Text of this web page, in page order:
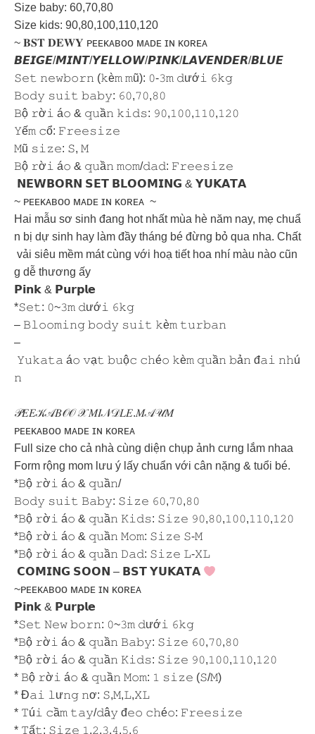
Size baby: 60,70,80
Size kids: 90,80,100,110,120
~ 𝐁𝐒𝐓 𝐃𝐄𝐖𝐘 ᴘᴇᴇᴋᴀʙᴏᴏ ᴍᴀᴅᴇ ɪɴ ᴋᴏʀᴇᴀ
𝘽𝙀𝙄𝙂𝙀/𝙈𝙄𝙉𝙏/𝙔𝙀𝙇𝙇𝙊𝙒/𝙋𝙄𝙉𝙆/𝙇𝘼𝙑𝙀𝙉𝘿𝙀𝙍/𝘽𝙇𝙐𝙀
𝚂𝚎𝚝 𝚗𝚎𝚠𝚋𝚘𝚛𝚗 (𝚔è𝚖 𝚖ũ): 𝟶-𝟹𝚖 𝚍ướ𝚒 𝟼𝚔𝚐
𝙱𝚘𝚍𝚢 𝚜𝚞𝚒𝚝 𝚋𝚊𝚋𝚢: 𝟼𝟶,𝟽𝟶,𝟾𝟶
𝙱ộ 𝚛ờ𝚒 á𝚘 & 𝚚𝚞ầ𝚗 𝚔𝚒𝚍𝚜: 𝟿𝟶,𝟷𝟶𝟶,𝟷𝟷𝟶,𝟷𝟸𝟶
𝚈ế𝚖 𝚌ổ: 𝙵𝚛𝚎𝚎𝚜𝚒𝚣𝚎
𝙼ũ 𝚜𝚒𝚣𝚎: 𝚂, 𝙼
𝙱ộ 𝚛ờ𝚒 á𝚘 & 𝚚𝚞ầ𝚗 𝚖𝚘𝚖/𝚍𝚊𝚍: 𝙵𝚛𝚎𝚎𝚜𝚒𝚣𝚎
𝗡𝗘𝗪𝗕𝗢𝗥𝗡 𝗦𝗘𝗧 𝗕𝗟𝗢𝗢𝗠𝗜𝗡𝗚 & 𝗬𝗨𝗞𝗔𝗧𝗔
~ ᴘᴇᴇᴋᴀʙᴏᴏ ᴍᴀᴅᴇ ɪɴ ᴋᴏʀᴇᴀ ~
Hai mẫu sơ sinh đang hot nhất mùa hè năm nay, mẹ chuẩ
n bị dự sinh hay làm đầy tháng bé đừng bỏ qua nha. Chất
vải siêu mềm mát cùng với hoạ tiết hoa nhí màu nào cũn
g dễ thương ấy
𝗣𝗶𝗻𝗸 & 𝗣𝘂𝗿𝗽𝗹𝗲
*𝚂𝚎𝚝: 𝟶~𝟹𝚖 𝚍ướ𝚒 𝟼𝚔𝚐
– 𝙱𝚕𝚘𝚘𝚖𝚒𝚗𝚐 𝚋𝚘𝚍𝚢 𝚜𝚞𝚒𝚝 𝚔è𝚖 𝚝𝚞𝚛𝚋𝚊𝚗
–
𝚈𝚞𝚔𝚊𝚝𝚊 á𝚘 𝚟ạ𝚝 𝚋𝚞ộ𝚌 𝚌𝚑é𝚘 𝚔è𝚖 𝚚𝚞ầ𝚗 𝚋ả𝚗 đ𝚊𝚒 𝚗𝚑ú
𝚗
𝒫𝐸𝐸𝒦𝒜𝐵𝒪𝒪 𝒳 𝑀𝐼𝒩𝒟𝐿𝐸.𝑀𝒜𝒰𝑀
ᴘᴇᴇᴋᴀʙᴏᴏ ᴍᴀᴅᴇ ɪɴ ᴋᴏʀᴇᴀ
Full size cho cả nhà cùng diện chụp ảnh cưng lắm nhaa
Form rộng mom lưu ý lấy chuẩn với cân nặng & tuổi bé.
*𝙱ộ 𝚛ờ𝚒 á𝚘 & 𝚚𝚞ầ𝚗/
𝙱𝚘𝚍𝚢 𝚜𝚞𝚒𝚝 𝙱𝚊𝚋𝚢: 𝚂𝚒𝚣𝚎 𝟼𝟶,𝟽𝟶,𝟾𝟶
*𝙱ộ 𝚛ờ𝚒 á𝚘 & 𝚚𝚞ầ𝚗 𝙺𝚒𝚍𝚜: 𝚂𝚒𝚣𝚎 𝟿𝟶,𝟾𝟶,𝟷𝟶𝟶,𝟷𝟷𝟶,𝟷𝟸𝟶
*𝙱ộ 𝚛ờ𝚒 á𝚘 & 𝚚𝚞ầ𝚗 𝙼𝚘𝚖: 𝚂𝚒𝚣𝚎 𝚂-𝙼
*𝙱ộ 𝚛ờ𝚒 á𝚘 & 𝚚𝚞ầ𝚗 𝙳𝚊𝚍: 𝚂𝚒𝚣𝚎 𝙻-𝚇𝙻
𝗖𝗢𝗠𝗜𝗡𝗚 𝗦𝗢𝗢𝗡 – 𝗕𝗦𝗧 𝗬𝗨𝗞𝗔𝗧𝗔
~ᴘᴇᴇᴋᴀʙᴏᴏ ᴍᴀᴅᴇ ɪɴ ᴋᴏʀᴇᴀ
𝗣𝗶𝗻𝗸 & 𝗣𝘂𝗿𝗽𝗹𝗲
*𝚂𝚎𝚝 𝙽𝚎𝚠 𝚋𝚘𝚛𝚗: 𝟶~𝟹𝚖 𝚍ướ𝚒 𝟼𝚔𝚐
*𝙱ộ 𝚛ờ𝚒 á𝚘 & 𝚚𝚞ầ𝚗 𝙱𝚊𝚋𝚢: 𝚂𝚒𝚣𝚎 𝟼𝟶,𝟽𝟶,𝟾𝟶
*𝙱ộ 𝚛ờ𝚒 á𝚘 & 𝚚𝚞ầ𝚗 𝙺𝚒𝚍𝚜: 𝚂𝚒𝚣𝚎 𝟿𝟶,𝟷𝟶𝟶,𝟷𝟷𝟶,𝟷𝟸𝟶
* 𝙱ộ 𝚛ờ𝚒 á𝚘 & 𝚚𝚞ầ𝚗 𝙼𝚘𝚖: 𝟷 𝚜𝚒𝚣𝚎 (𝚂/𝙼)
* Đ𝚊𝚒 𝚕ư𝚗𝚐 𝚗ơ: 𝚂,𝙼,𝙻,𝚇𝙻
* 𝚃ú𝚒 𝚌ầ𝚖 𝚝𝚊𝚢/𝚍â𝚢 đ𝚎𝚘 𝚌𝚑é𝚘: 𝙵𝚛𝚎𝚎𝚜𝚒𝚣𝚎
* 𝚃ấ𝚝: 𝚂𝚒𝚣𝚎 𝟷,𝟸,𝟹,𝟺,𝟻,𝟼